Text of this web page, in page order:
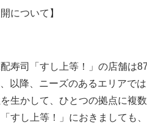
について】
寿司「すし上等！」の店舗は
以降、ニーズのあるエリアで
生かして、ひとつの拠点に複
すし上等！」におきましても